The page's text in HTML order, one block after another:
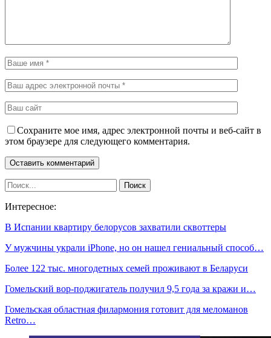
Сохраните мое имя, адрес электронной почты и веб-сайт в
этом браузере для следующего комментария.
Интересное:
В Испании квартиру белорусов захватили сквоттеры
У мужчины украли iPhone, но он нашел гениальный способ…
Более 122 тыс. многодетных семей проживают в Беларуси
Гомельский вор-поджигатель получил 9,5 года за кражи и…
Гомельская областная филармония готовит для меломанов
Retro…